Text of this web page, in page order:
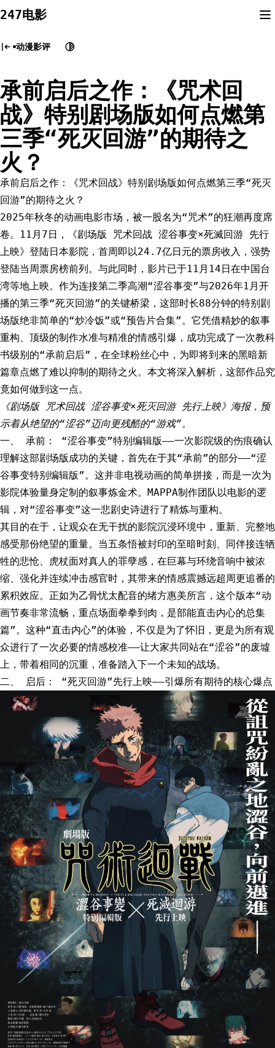
to
247电影
动漫影评
承前启后之作：《咒术回
战》特别剧场版如何点燃第
三季“死灭回游”的期待之
火？
承前启后之作：《咒术回战》特别剧场版如何点燃第三季“死灭
回游”的期待之火？
2025年秋冬的动画电影市场，被一股名为“咒术”的狂潮再度席
卷。11月7日，《剧场版 咒术回战 涩谷事变×死滅回游 先行
上映》登陆日本影院，首周即以24.7亿日元的票房收入，强势
登陆当周票房榜前列。与此同时，影片已于11月14日在中国台
湾等地上映。作为连接第二季高潮“涩谷事变”与2026年1月开
播的第三季“死灭回游”的关键桥梁，这部时长88分钟的特别剧
场版绝非简单的“炒冷饭”或“预告片合集”。它凭借精妙的叙事
重构、顶级的制作水准与精准的情感引爆，成功完成了一次教科
书级别的“承前启后”，在全球粉丝心中，为即将到来的黑暗新
篇章点燃了难以抑制的期待之火。本文将深入解析，这部作品究
竟如何做到这一点。
《剧场版 咒术回战 涩谷事变×死灭回游 先行上映》海报，预
示着从绝望的“涩谷”迈向更残酷的“游戏”。
一、 承前： “涩谷事变”特别编辑版——一次影院级的伤痕确认
理解这部剧场版成功的关键，首先在于其“承前”的部分——“涩
谷事变特别编辑版”。这并非电视动画的简单拼接，而是一次为
影院体验量身定制的叙事炼金术。MAPPA制作团队以电影的逻
辑，对“涩谷事变”这一悲剧史诗进行了精炼与重构。
其目的在于，让观众在无干扰的影院沉浸环境中，重新、完整地
感受那份绝望的重量。当五条悟被封印的至暗时刻、同伴接连牺
牲的悲怆、虎杖面对真人的罪孽感，在巨幕与环绕音响中被浓
缩、强化并连续冲击感官时，其带来的情感震撼远超周更追番的
累积效应。正如为乙骨忧太配音的绪方惠美所言，这个版本“动
画节奏非常流畅，重点场面拳拳到肉，是部能直击内心的总集
篇”。这种“直击内心”的体验，不仅是为了怀旧，更是为所有观
众进行了一次必要的情感校准——让大家共同站在“涩谷”的废墟
上，带着相同的沉重，准备踏入下一个未知的战场。
二、 启后： “死灭回游”先行上映——引爆所有期待的核心爆点